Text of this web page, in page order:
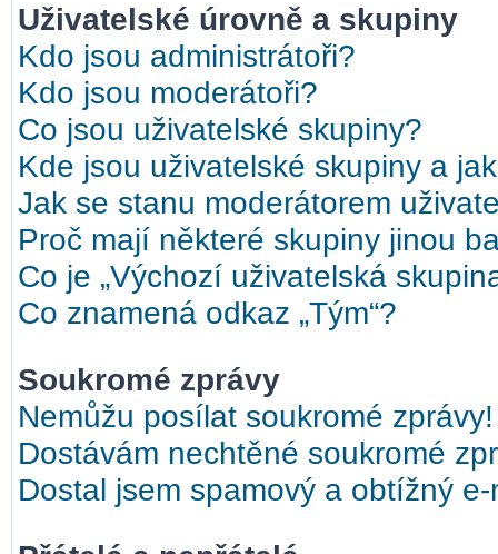
Uživatelské úrovně a skupiny
Kdo jsou administrátoři?
Kdo jsou moderátoři?
Co jsou uživatelské skupiny?
Kde jsou uživatelské skupiny a
Jak se stanu moderátorem
Proč mají některé skupiny jinou
Co je „Výchozí uživatelská
Co znamená odkaz „Tým“?
Soukromé zprávy
Nemůžu posílat soukromé zprávy!
Dostávám nechtěné soukromé
Dostal jsem spamový a obtížný